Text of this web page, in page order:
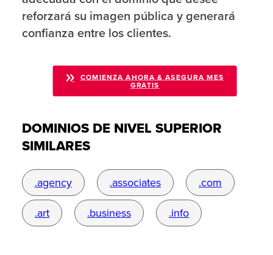
reforzará su imagen pública y generará
confianza entre los clientes.
COMIENZA AHORA & ASEGURA MES
GRATIS
DOMINIOS DE NIVEL SUPERIOR
SIMILARES
.agency .associates .com
.art .business .info